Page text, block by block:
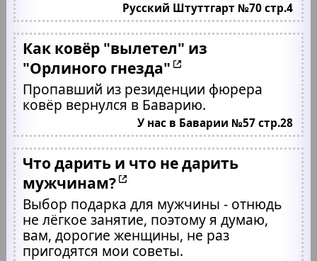
Русский Штуттгарт №70 стр.4
Как ковёр "вылетел" из
"Орлиного гнезда"
Пропавший из резиденции фюрера
ковёр вернулся в Баварию.
У нас в Баварии №57 стр.28
Что дарить и что не дарить
мужчинам?
Выбор подарка для мужчины - отнюдь
не лёгкое занятие, поэтому я думаю,
вам, дорогие женщины, не раз
пригодятся мои советы.